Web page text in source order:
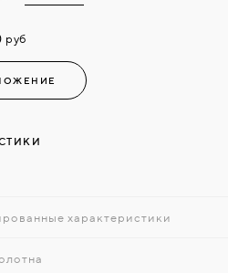
руб
характеристики